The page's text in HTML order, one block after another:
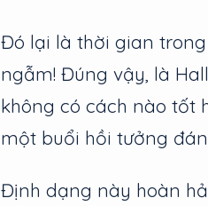
Đó lại là thời gian
ngẫm! Đúng vậy, là
không có cách nào tốt
một buổi hồi tưởng
Định dạng này hoàn